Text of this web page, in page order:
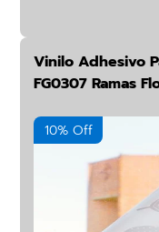
Vinilo Adhesivo
FG0307 Ramas
10% Off